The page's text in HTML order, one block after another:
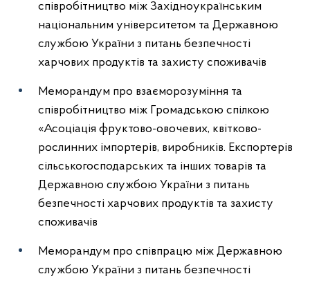
співробітництво між Західноукраїнським
національним університетом та Державною
службою України з питань безпечності
харчових продуктів та захисту споживачів
Меморандум про взаєморозуміння та
співробітництво між Громадською спілкою
«Асоціація фруктово-овочевих, квітково-
рослинних імпортерів, виробників. Експортерів
сільськогосподарських та інших товарів та
Державною службою України з питань
безпечності харчових продуктів та захисту
споживачів
Меморандум про співпрацю між Державною
службою України з питань безпечності